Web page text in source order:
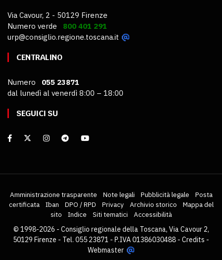
Via Cavour, 2 - 50129 Firenze
Numero verde 800 401 291
urp@consiglio.regione.toscana.it
CENTRALINO
Numero 055 23871
dal lunedì al venerdì 8:00 – 18:00
SEGUICI SU
Amministrazione trasparente Note legali Pubblicità legale
Posta
certificata
Iban DPO / RPD Privacy Archivio storico
Mappa del
sito
Indice Siti tematici
Accessibilità
© 1998-2026 - Consiglio regionale della Toscana, Via Cavour 2,
50129 Firenze - Tel. 055 23871 - P.IVA 01386030488 - Credits -
Webmaster